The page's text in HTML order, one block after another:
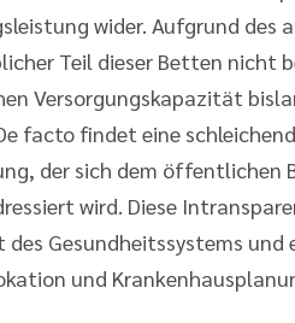
wider. Aufgrund des
Teil dieser Betten nicht
Versorgungskapazität
facto findet eine
der sich dem öffentlichen
wird. Diese
Gesundheitssystems und
und